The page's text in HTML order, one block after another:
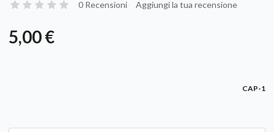
0 Recensioni Aggiungi la tua recensione
5,00 €
CAP-1